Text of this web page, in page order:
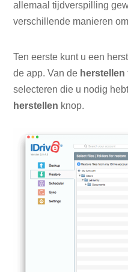
allemaal tijdverspilling
verschillende manieren
Ten eerste kunt u een
de app. Van de herstellen
selecteren die u nodig
herstellen knop.